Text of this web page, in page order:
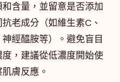
含量，並留意是否添加
老成分（如維生素C、
經醯胺等）。避免盲目
，建議從低濃度開始使
膚反應。